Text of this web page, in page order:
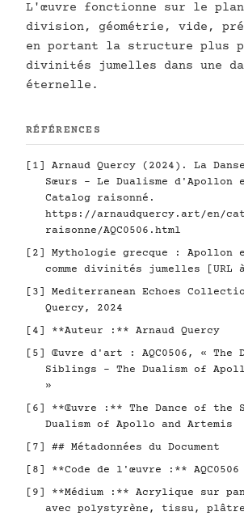
L'œuvre fonctionne sur le
division, géométrie, vide,
en portant la structure plus
divinités jumelles dans une
éternelle.
RÉFÉRENCES
[1] Arnaud Quercy (2024). La
Sœurs - Le Dualisme d'Apollon
Catalog raisonné.
https://arnaudquercy.art/en/
raisonne/AQC0506.html
[2] Mythologie grecque : Apollon
comme divinités jumelles [URL
[3] Mediterranean Echoes
Quercy, 2024
[4] **Auteur :** Arnaud Quercy
[5] Œuvre d'art : AQC0506, « The
Siblings - The Dualism of
»
[6] **Œuvre :** The Dance of the
Dualism of Apollo and Artemis
[7] ## Métadonnées du Document
[8] **Code de l'œuvre :** AQC0506
[9] **Médium :** Acrylique sur
avec polystyrène, tissu,